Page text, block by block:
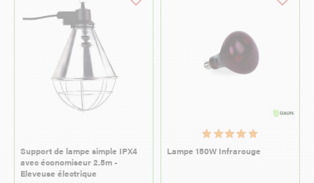
Support de lampe simple IPX4
avec économiseur 2.5m -
Eleveuse électrique
Lampe 150W Infrarouge